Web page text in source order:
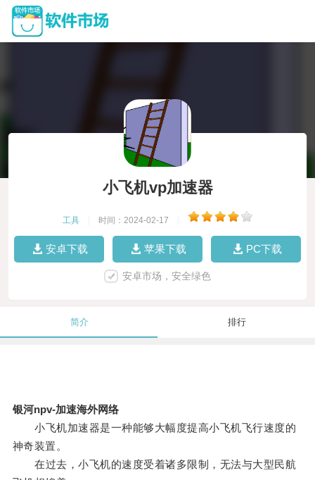
小飞机vp加速器
工具 时间：2024-02-17
安卓下载 苹果下载 PC下载
安卓市场，安全绿色
简介 排行
银河npv-加速海外网络
小飞机加速器是一种能够大幅度提高小飞机飞行速度的
神奇装置。
在过去，小飞机的速度受着诸多限制，无法与大型民航